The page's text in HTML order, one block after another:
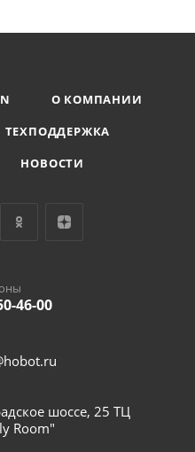
О КОМПАНИИ
ТЕХПОДДЕРЖКА
НОВОСТИ
46-00
шоссе, 25 ТЦ
Room"